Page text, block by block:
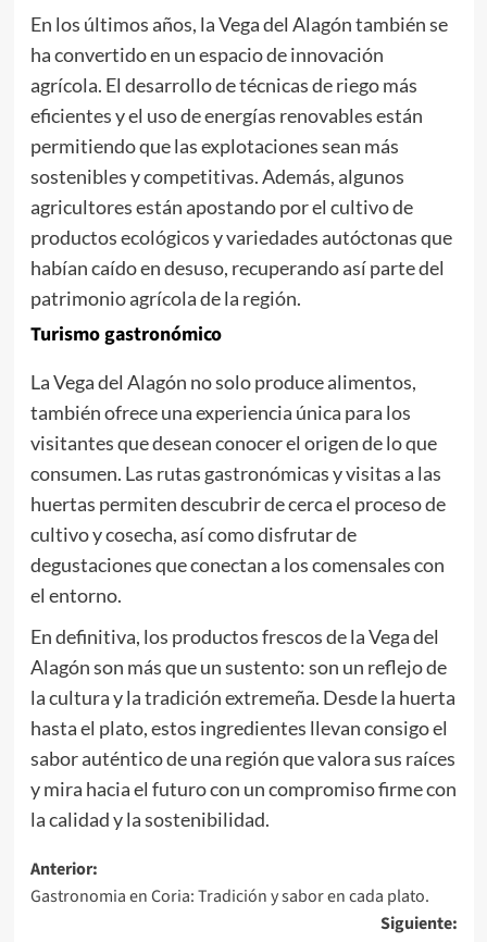
En los últimos años, la Vega del Alagón también se
ha convertido en un espacio de innovación
agrícola. El desarrollo de técnicas de riego más
eficientes y el uso de energías renovables están
permitiendo que las explotaciones sean más
sostenibles y competitivas. Además, algunos
agricultores están apostando por el cultivo de
productos ecológicos y variedades autóctonas que
habían caído en desuso, recuperando así parte del
patrimonio agrícola de la región.
Turismo gastronómico
La Vega del Alagón no solo produce alimentos,
también ofrece una experiencia única para los
visitantes que desean conocer el origen de lo que
consumen. Las rutas gastronómicas y visitas a las
huertas permiten descubrir de cerca el proceso de
cultivo y cosecha, así como disfrutar de
degustaciones que conectan a los comensales con
el entorno.
En definitiva, los productos frescos de la Vega del
Alagón son más que un sustento: son un reflejo de
la cultura y la tradición extremeña. Desde la huerta
hasta el plato, estos ingredientes llevan consigo el
sabor auténtico de una región que valora sus raíces
y mira hacia el futuro con un compromiso firme con
la calidad y la sostenibilidad.
Navegación
de
Anterior:
Gastronomia en Coria: Tradición y sabor en cada plato.
Siguiente: